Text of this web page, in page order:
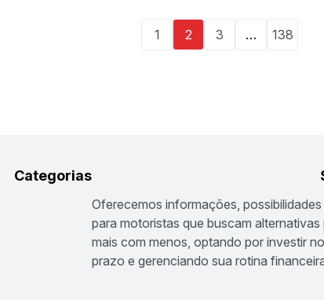
1 2 3 … 138
Categorias
Oferecemos informações,
para motoristas que buscam
mais com menos, optando por investir
prazo e gerenciando sua rotina